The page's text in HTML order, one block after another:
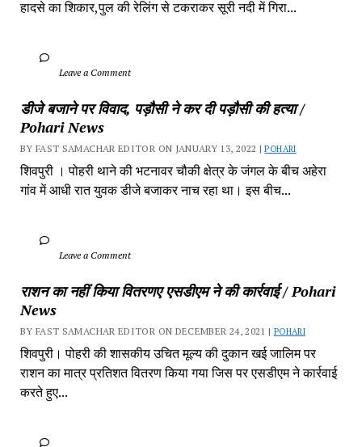
हादसे का शिकार,पुल की रेलिंग से टकराकर सूरी नदी में गिरा...
		Leave a Comment
डीजे बजाने पर विवाद, पड़ौसी ने कर दी पड़ौसी की हत्या /
Pohari News
BY FAST SAMACHAR EDITOR ON JANUARY 13, 2022 | POHARI
शिवपुरी‎ । पोहरी थाने की भटनावर चौकी क्षेत्र‎ के जंगल के बीच अहेरा
गांव में‎ आधी रात युवक डीजे बजाकर‎ नाच रहा था। इस बीच...
		Leave a Comment
राशन का नहीं किया वितरणए एसडीएम ने की कार्रवाई / Pohari
News
BY FAST SAMACHAR EDITOR ON DECEMBER 24, 2021 | POHARI
शिवपुरी। पोहरी की शासकीय उचित मूल्य की दुकान खई जालिम पर
राशन का मात्र प्रतिशत वितरण किया गया जिस पर एसडीएम ने कार्रवाई
करते हुए...